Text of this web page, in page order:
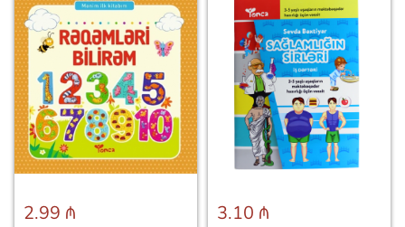
2.99 ₼ 3.10 ₼